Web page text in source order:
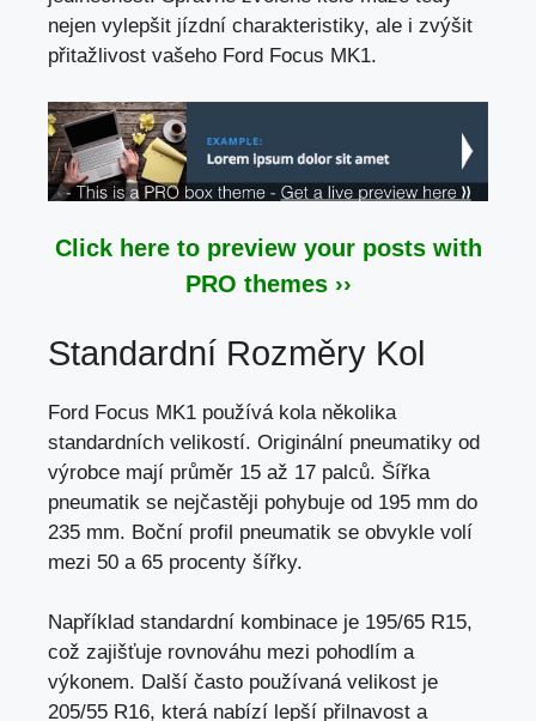
nejen vylepšit jízdní charakteristiky, ale i zvýšit
přitažlivost vašeho Ford Focus MK1.
Click here to preview your posts with
PRO themes ››
Standardní Rozměry Kol
Ford Focus MK1 používá kola několika
standardních velikostí. Originální pneumatiky od
výrobce mají průměr 15 až 17 palců. Šířka
pneumatik se nejčastěji pohybuje od 195 mm do
235 mm. Boční profil pneumatik se obvykle volí
mezi 50 a 65 procenty šířky.
Například standardní kombinace je 195/65 R15,
což zajišťuje rovnováhu mezi pohodlím a
výkonem. Další často používaná velikost je
205/55 R16, která nabízí lepší přilnavost a